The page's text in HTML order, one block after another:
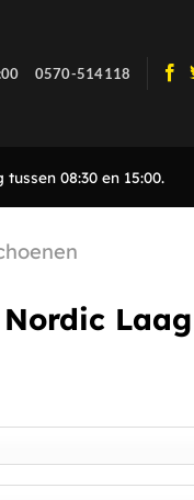
0570-514118
08:30 en 15:00.
Nordic